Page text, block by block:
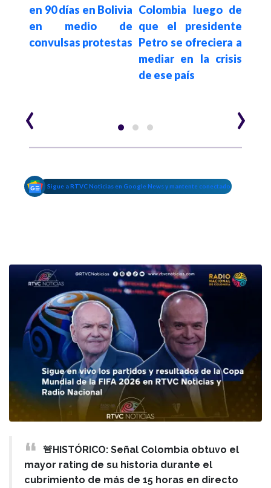
en 90 días en Bolivia
en medio de
convulsas protestas
Colombia luego de
que el presidente
Petro se ofreciera a
mediar en la crisis
de ese país
‹ ›
Sigue a RTVC Noticias en Google News y mantente conectado
🚨HISTÓRICO: Señal Colombia obtuvo el
mayor rating de su historia durante el
cubrimiento de más de 15 horas en directo